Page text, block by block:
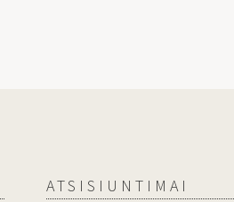
ATSISIUNTIMAI